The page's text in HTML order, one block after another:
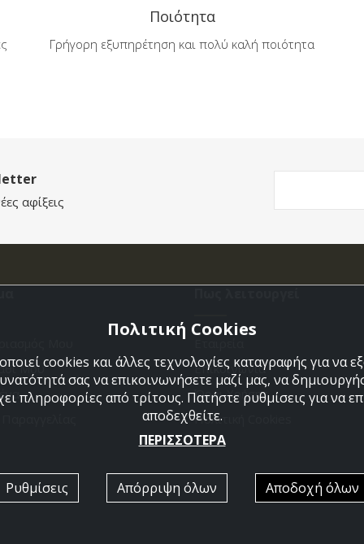
Ποιότητα
Γρήγορη εξυπηρέτηση και πολύ καλή ποιότητα
αφίξεις
Μου
Επικοινωνια
Όροι Χρήσης
Πολιτική Cookies
Πολιτική Cookies
cookies και άλλες τεχνολογίες καταγραφής για να
σας να επικοινωνήσετε μαζί μας, να
πληροφορίες από τρίτους. Πατήστε ρυθμίσεις για να
αποδεχθείτε.
ΠΕΡΙΣΣΟΤΕΡΑ
Ρυθμίσεις Απόρριψη όλων Αποδοχή όλων